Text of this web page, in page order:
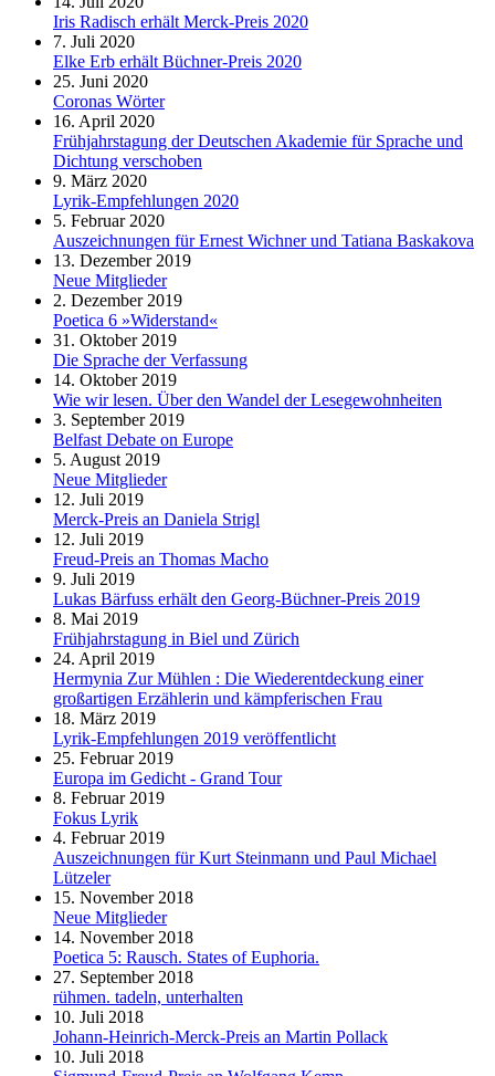
Iris Radisch erhält Merck-Preis 2020
7. Juli 2020
Elke Erb erhält Büchner-Preis 2020
25. Juni 2020
Coronas Wörter
16. April 2020
Frühjahrstagung der Deutschen Akademie für Sprache und
Dichtung verschoben
9. März 2020
Lyrik-Empfehlungen 2020
5. Februar 2020
Auszeichnungen für Ernest Wichner und Tatiana Baskakova
13. Dezember 2019
Neue Mitglieder
2. Dezember 2019
Poetica 6 »Widerstand«
31. Oktober 2019
Die Sprache der Verfassung
14. Oktober 2019
Wie wir lesen. Über den Wandel der Lesegewohnheiten
3. September 2019
Belfast Debate on Europe
5. August 2019
Neue Mitglieder
12. Juli 2019
Merck-Preis an Daniela Strigl
12. Juli 2019
Freud-Preis an Thomas Macho
9. Juli 2019
Lukas Bärfuss erhält den Georg-Büchner-Preis 2019
8. Mai 2019
Frühjahrstagung in Biel und Zürich
24. April 2019
Hermynia Zur Mühlen : Die Wiederentdeckung einer
großartigen Erzählerin und kämpferischen Frau
18. März 2019
Lyrik-Empfehlungen 2019 veröffentlicht
25. Februar 2019
Europa im Gedicht - Grand Tour
8. Februar 2019
Fokus Lyrik
4. Februar 2019
Auszeichnungen für Kurt Steinmann und Paul Michael
Lützeler
15. November 2018
Neue Mitglieder
14. November 2018
Poetica 5: Rausch. States of Euphoria.
27. September 2018
rühmen. tadeln, unterhalten
10. Juli 2018
Johann-Heinrich-Merck-Preis an Martin Pollack
10. Juli 2018